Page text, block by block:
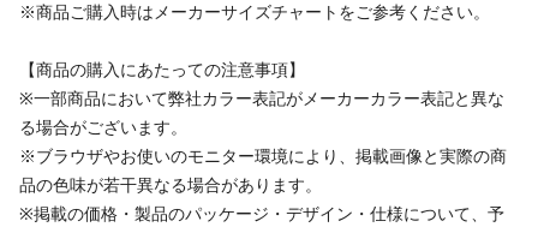
※商品ご購入時はメーカーサイズチャートをご参考ください。
【商品の購入にあたっての注意事項】
※一部商品において弊社カラー表記がメーカーカラー表記と異な
る場合がございます。
※ブラウザやお使いのモニター環境により、掲載画像と実際の商
品の色味が若干異なる場合があります。
※掲載の価格・製品のパッケージ・デザイン・仕様について、予